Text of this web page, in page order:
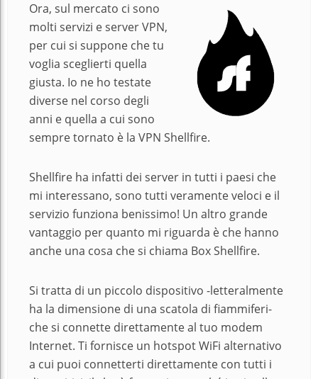
Ora, sul mercato ci sono
molti servizi e server VPN,
per cui si suppone che tu
voglia sceglierti quella
giusta. Io ne ho testate
diverse nel corso degli
anni e quella a cui sono
sempre tornato è la VPN Shellfire.
Shellfire ha infatti dei server in tutti i paesi che
mi interessano, sono tutti veramente veloci e il
servizio funziona benissimo! Un altro grande
vantaggio per quanto mi riguarda è che hanno
anche una cosa che si chiama Box Shellfire.
Si tratta di un piccolo dispositivo -letteralmente
ha la dimensione di una scatola di fiammiferi-
che si connette direttamente al tuo modem
Internet. Ti fornisce un hotspot WiFi alternativo
a cui puoi connetterti direttamente con tutti i